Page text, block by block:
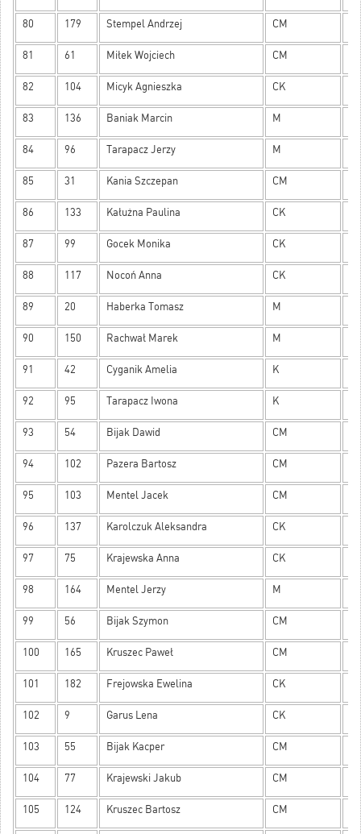
80 179 Stempel Andrzej CM 11
81 61 Miłek Wojciech CM 11
82 104 Micyk Agnieszka CK 11
83 136 Baniak Marcin M 10
84 96 Tarapacz Jerzy M 10
85 31 Kania Szczepan CM 10
86 133 Kałużna Paulina CK 10
87 99 Gocek Monika CK 10
88 117 Nocoń Anna CK 10
89 20 Haberka Tomasz M
90 150 Rachwał Marek M
91 42 Cyganik Amelia K
92 95 Tarapacz Iwona K
93 54 Bijak Dawid CM
94 102 Pazera Bartosz CM
95 103 Mentel Jacek CM
96 137 Karolczuk Aleksandra CK
97 75 Krajewska Anna CK
98 164 Mentel Jerzy M
99 56 Bijak Szymon CM
100 165 Kruszec Paweł CM
101 182 Frejowska Ewelina CK
102 9 Garus Lena CK
103 55 Bijak Kacper CM
104 77 Krajewski Jakub CM
105 124 Kruszec Bartosz CM